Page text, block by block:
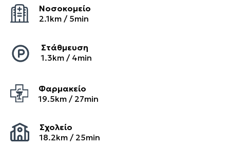
Νοσοκομείο
2.1km / 5min
Στάθμευση
1.3km / 4min
Φαρμακείο
19.5km / 27min
Σχολείο
18.2km / 25min